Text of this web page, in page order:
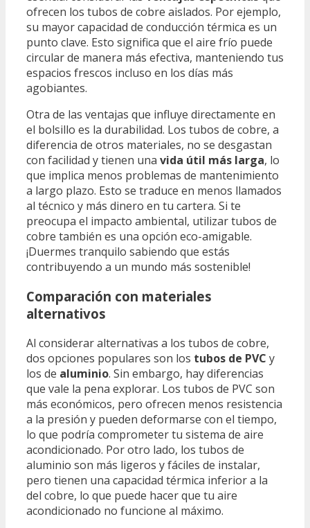
ofrecen los tubos de cobre aislados. Por ejemplo,
su mayor capacidad de conducción térmica es un
punto clave. Esto significa que el aire frío puede
circular de manera más efectiva, manteniendo tus
espacios frescos incluso en los días más
agobiantes.
Otra de las ventajas que influye directamente en
el bolsillo es la durabilidad. Los tubos de cobre, a
diferencia de otros materiales, no se desgastan
con facilidad y tienen una vida útil más larga, lo
que implica menos problemas de mantenimiento
a largo plazo. Esto se traduce en menos llamados
al técnico y más dinero en tu cartera. Si te
preocupa el impacto ambiental, utilizar tubos de
cobre también es una opción eco-amigable.
¡Duermes tranquilo sabiendo que estás
contribuyendo a un mundo más sostenible!
Comparación con materiales
alternativos
Al considerar alternativas a los tubos de cobre,
dos opciones populares son los tubos de PVC y
los de aluminio. Sin embargo, hay diferencias
que vale la pena explorar. Los tubos de PVC son
más económicos, pero ofrecen menos resistencia
a la presión y pueden deformarse con el tiempo,
lo que podría comprometer tu sistema de aire
acondicionado. Por otro lado, los tubos de
aluminio son más ligeros y fáciles de instalar,
pero tienen una capacidad térmica inferior a la
del cobre, lo que puede hacer que tu aire
acondicionado no funcione al máximo.